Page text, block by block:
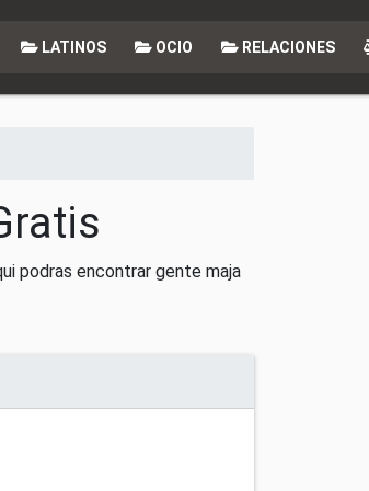
LATINOS OCIO RELACIONES
podras encontrar gente maja